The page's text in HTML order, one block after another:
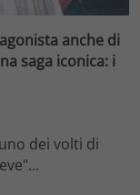
anche di
saga iconica: i
dei volti di